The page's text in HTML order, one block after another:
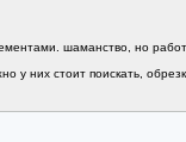
шаманство, но
у них стоит поискать,